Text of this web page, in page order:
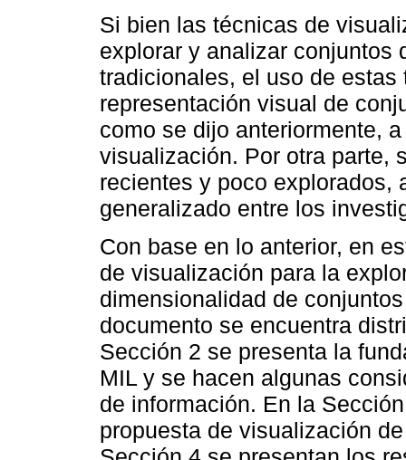
Si bien las técnicas de
explorar y analizar conjuntos
tradicionales, el uso de
representación visual de
como se dijo anteriormente,
visualización. Por otra parte,
recientes y poco explorados,
generalizado entre los
Con base en lo anterior, en
de visualización para la
dimensionalidad de
documento se encuentra
Sección 2 se presenta la
MIL y se hacen algunas
de información. En la
propuesta de visualización